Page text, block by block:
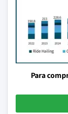
Para